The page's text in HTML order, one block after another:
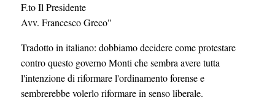
F.to Il Presidente
Avv. Francesco Greco"
Tradotto in italiano: dobbiamo decidere come protestare
contro questo governo Monti che sembra avere tutta
l'intenzione di riformare l'ordinamento forense e
sembrerebbe volerlo riformare in senso liberale.